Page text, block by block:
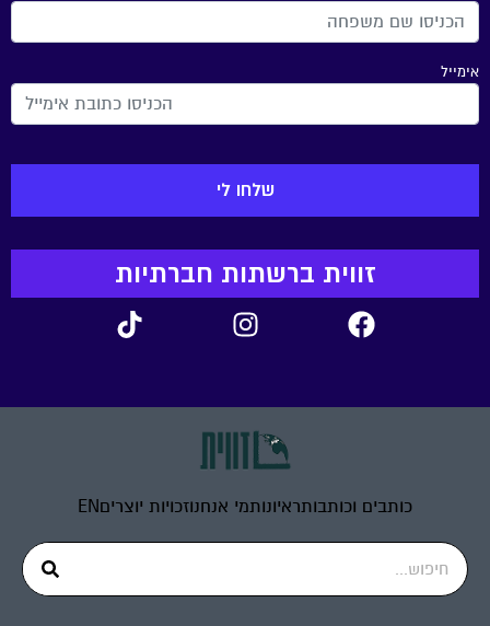
אימייל
זווית ברשתות חברתיות
כותבים וכותבותראיונותמי אנחנוזכויות יוצריםEN